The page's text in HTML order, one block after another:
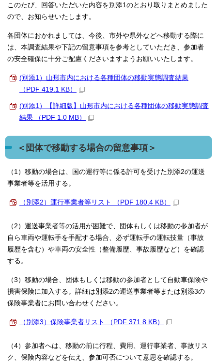
このたび、回答いただいた内容を別添1のとおり取りまとめました
ので、お知らせいたします。
各団体におかれましては、今後、市外や県外などへ移動する際に
は、本調査結果や下記の留意事項を参考としていただき、参加者
の安全確保に十分ご配慮くださいますようお願いいたします。
(別添1）山形市内における各種団体の移動実態調査結果
（PDF 419.1 KB）
(別添1）【詳細版】山形市内における各種団体の移動実態調査
結果 （PDF 1.0 MB）
＜団体で移動する場合の留意事項＞
（1）移動の場合は、国の運行等に係る許可を受けた別添2の運送
事業者等を活用する。
（別添2）運行事業者等リスト （PDF 180.4 KB）
（2）運送事業者等の活用が困難で、団体もしくは移動の参加者が
自ら車両や運転手を手配する場合、必ず運転手の運転技量（事故
履歴を含む）や車両の安全性（整備履歴、事故履歴など）を確認
する。
（3）移動の場合、団体もしくは移動の参加者として自動車保険や
損害保険に加入する。詳細は別添2の運送事業者等または別添3の
保険事業者にお問い合わせください。
（別添3）保険事業者リスト （PDF 371.8 KB）
（4）参加者へは、移動の前に行程、費用、運行事業者、事故リス
ク、保険内容などを伝え、参加可否について意思を確認する。